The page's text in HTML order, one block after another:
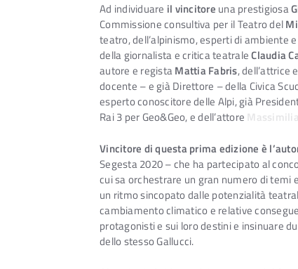
Ad individuare il vincitore una prestigiosa
Commissione consultiva per il Teatro del
teatro, dell’alpinismo, esperti di ambiente
della giornalista e critica teatraleClaudia
autore e registaMattia Fabris, dell’attrice
docente – e già Direttore – della Civica
esperto conoscitore delle Alpi, già
Rai 3 per Geo&Geo, e dell’attore
Vincitore di questa prima edizione è
Segesta 2020 – che ha partecipato al
cui sa orchestrare un gran numero di
un ritmo sincopato dalle potenzialità
cambiamento climatico e relative
protagonisti e sui loro destini e insinuare
dello stesso Gallucci.